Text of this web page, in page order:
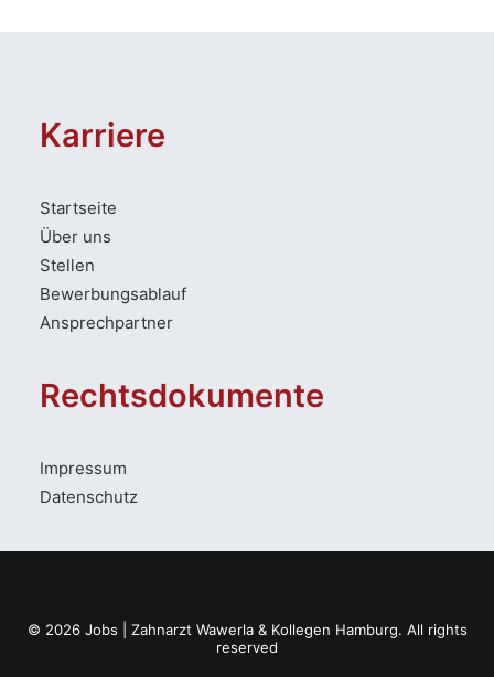
Karriere
Startseite
Über uns
Stellen
Bewerbungsablauf
Ansprechpartner
Rechtsdokumente
Impressum
Datenschutz
© 2026 Jobs | Zahnarzt Wawerla & Kollegen Hamburg. All rights
reserved